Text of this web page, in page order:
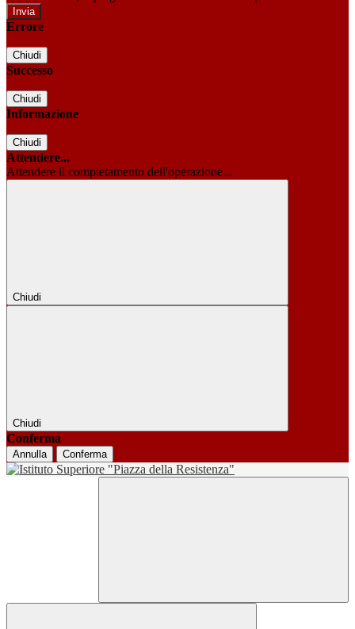
Errore
Chiudi
Successo
Chiudi
Informazione
Chiudi
Attendere...
Attendere il completamento dell'operazione...
Chiudi
Chiudi
Conferma
Annulla Conferma